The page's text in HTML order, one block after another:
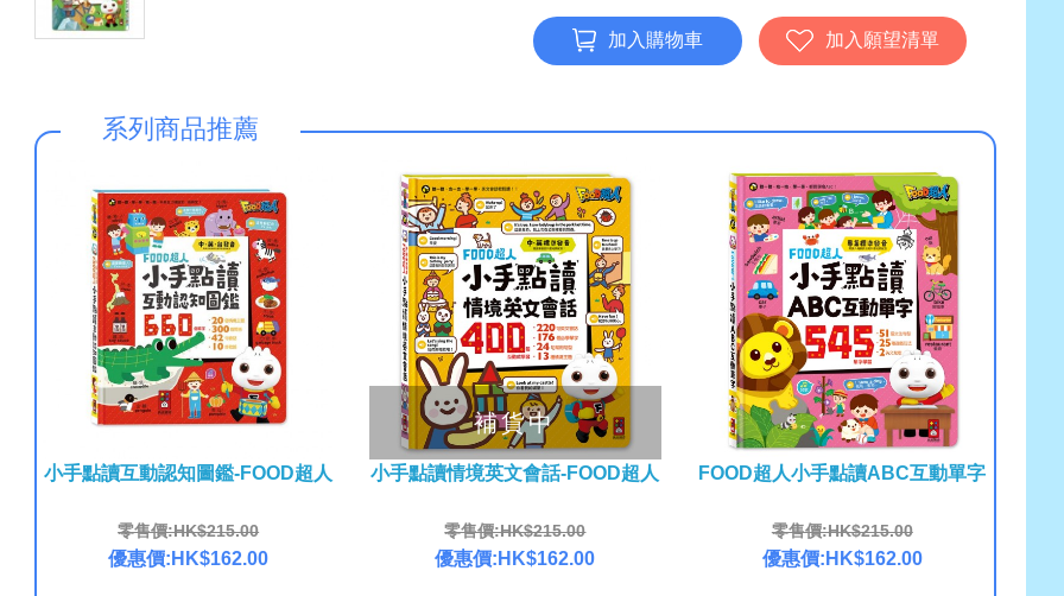
加入購物車 加入願望清單
系列商品推薦
小手點讀互動認知圖鑑-FOOD超人
零售價:HK$215.00
優惠價:HK$162.00
補貨中
小手點讀情境英文會話-FOOD超人
零售價:HK$215.00
優惠價:HK$162.00
FOOD超人小手點讀ABC互動單字
零售價:HK$215.00
優惠價:HK$162.00